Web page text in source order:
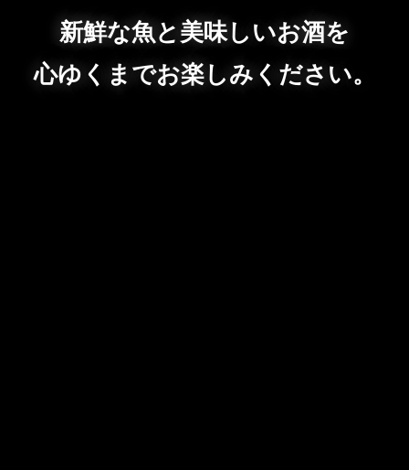
新鮮な魚と美味しいお酒を
心ゆくまでお楽しみください。